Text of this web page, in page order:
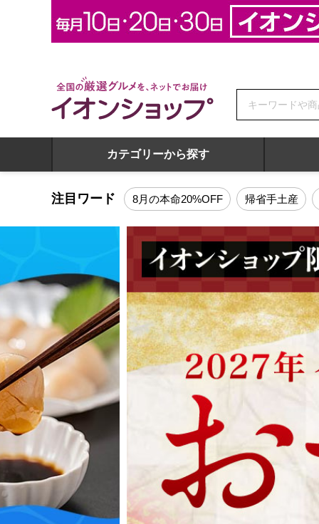
全国の厳選グルメを、ネットでお届け イオンショップ
カテゴリーから探す
全国の厳選グルメを、ネットでお届け イオンショップ トッ
注目ワード 8月の本命20%OFF 帰省手土産